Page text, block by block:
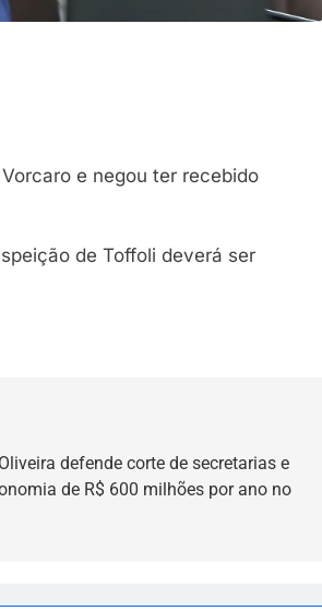
e negou ter recebido
de Toffoli deverá ser
defende corte de secretarias e
de R$ 600 milhões por ano no